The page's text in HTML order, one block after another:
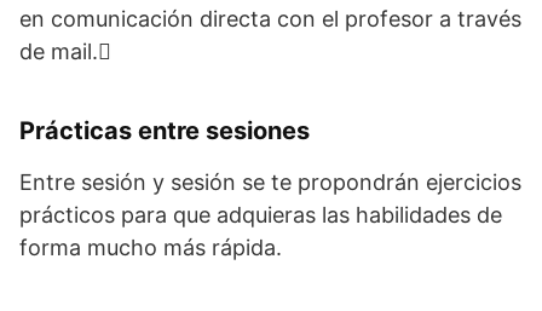
en comunicación directa con el profesor a través
de mail.
Prácticas entre sesiones
Entre sesión y sesión se te propondrán ejercicios
prácticos para que adquieras las habilidades de
forma mucho más rápida.